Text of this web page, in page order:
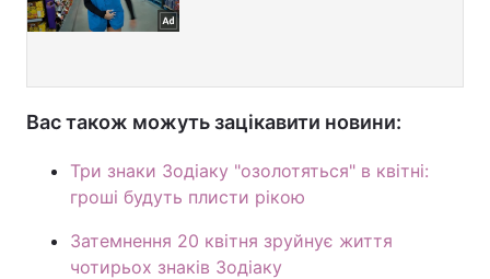
Вас також можуть зацікавити новини:
Три знаки Зодіаку "озолотяться" в квітні:
гроші будуть плисти рікою
Затемнення 20 квітня зруйнує життя
чотирьох знаків Зодіаку